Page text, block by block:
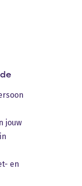
jouw
en